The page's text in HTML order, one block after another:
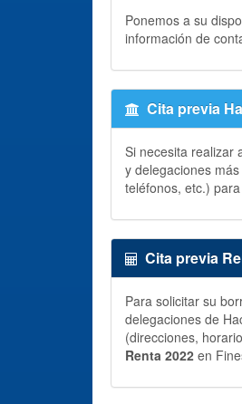
Ponemos a su
información de
Cita previa
Si necesita realizar
y delegaciones
teléfonos, etc.)
Cita previa
Para solicitar su
delegaciones de
(direcciones,
Renta 2022 en